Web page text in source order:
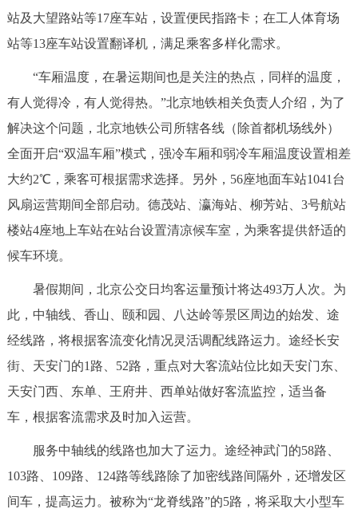
12345网上接诉即办 我要咨询 我要建议
参与调查 在线访谈 图说互动
走进北京
北京概况 十六区概览 人文北京
绿色北京 图说北京 视频北京
多语种
한국어
ESPAÑOL العربية PORTUGUÊS
ITALIANO
回到顶部
站及大望路站等17座车站，设置便民指路卡；在工人体育场
站等13座车站设置翻译机，满足乘客多样化需求。
“车厢温度，在暑运期间也是关注的热点，同样的温度，
有人觉得冷，有人觉得热。”北京地铁相关负责人介绍，为了
解决这个问题，北京地铁公司所辖各线（除首都机场线外）
全面开启“双温车厢”模式，强冷车厢和弱冷车厢温度设置相差
大约2℃，乘客可根据需求选择。另外，56座地面车站1041台
风扇运营期间全部启动。德茂站、瀛海站、柳芳站、3号航站
楼站4座地上车站在站台设置清凉候车室，为乘客提供舒适的
候车环境。
暑假期间，北京公交日均客运量预计将达493万人次。为
此，中轴线、香山、颐和园、八达岭等景区周边的始发、途
经线路，将根据客流变化情况灵活调配线路运力。途经长安
街、天安门的1路、52路，重点对大客流站位比如天安门东、
天安门西、东单、王府井、西单站做好客流监控，适当备
车，根据客流需求及时加入运营。
服务中轴线的线路也加大了运力。途经神武门的58路、
103路、109路、124路等线路除了加密线路间隔外，还增发区
间车，提高运力。被称为“龙脊线路”的5路，将采取大小型车